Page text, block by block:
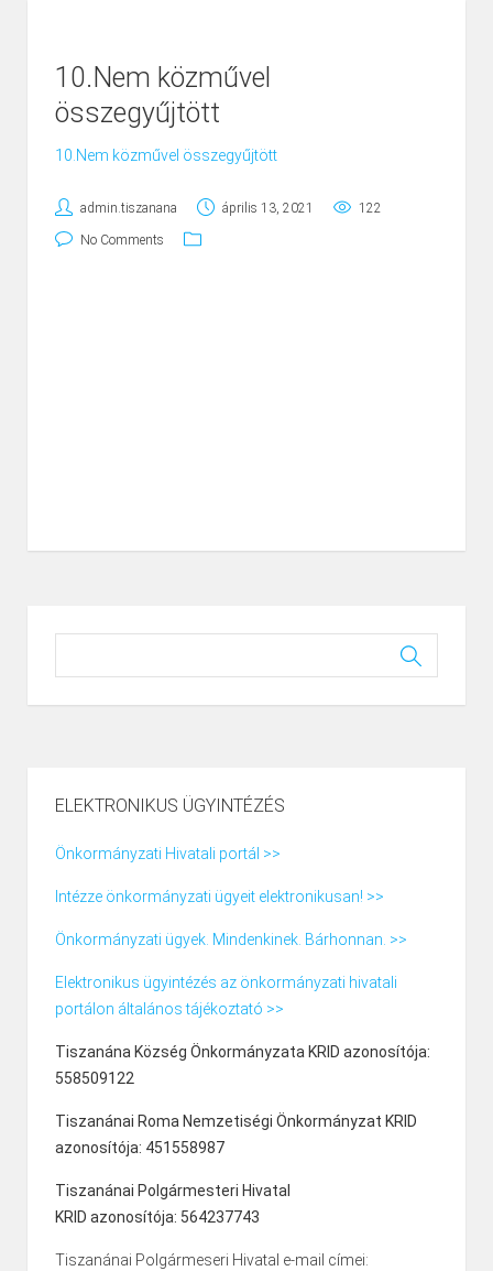
10.Nem közművel
összegyűjtött
10.Nem közművel összegyűjtött
admin.tiszanana április 13, 2021 122
No Comments
ELEKTRONIKUS ÜGYINTÉZÉS
Önkormányzati Hivatali portál >>
Intézze önkormányzati ügyeit elektronikusan! >>
Önkormányzati ügyek. Mindenkinek. Bárhonnan. >>
Elektronikus ügyintézés az önkormányzati hivatali
portálon általános tájékoztató >>
Tiszanána Község Önkormányzata KRID azonosítója:
558509122
Tiszanánai Roma Nemzetiségi Önkormányzat KRID
azonosítója: 451558987
Tiszanánai Polgármesteri Hivatal
KRID azonosítója: 564237743
Tiszanánai Polgármeseri Hivatal e-mail címei: